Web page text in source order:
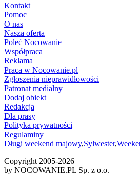
Kontakt
Pomoc
O nas
Nasza oferta
Poleć Nocowanie
Współpraca
Reklama
Praca w Nocowanie.pl
Zgłoszenia nieprawidłowości
Patronat medialny
Dodaj obiekt
Redakcja
Dla prasy
Polityka prywatności
Regulaminy
Długi weekend majowy,Sylwester,
Copyright 2005-2026
by NOCOWANIE.PL Sp. z o.o.